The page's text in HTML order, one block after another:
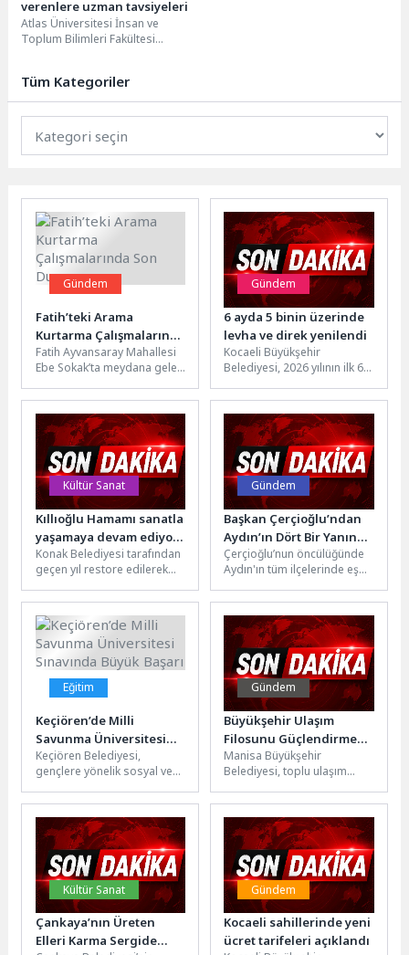
verenlere uzman tavsiyeleri
Atlas Üniversitesi İnsan ve
Toplum Bilimleri Fakültesi
Laboratuvarı
araştırmacılarından...
Tüm Kategoriler
Gündem
Fatih’teki Arama
Kurtarma Çalışmalarında
Son Durum
Fatih Ayvansaray Mahallesi
Ebe Sokak’ta meydana gelen
İstanbul İtfaiyesi ekiplerimiz
başta...
Gündem
6 ayda 5 binin üzerinde
levha ve direk yenilendi
Kocaeli Büyükşehir
Belediyesi, 2026 yılının ilk 6
trafik levhası direğini...
Kültür Sanat
Kıllıoğlu Hamamı sanatla
yaşamaya devam ediyor:
“Görünmeyen Formlar”
sergisi açıldı
Konak Belediyesi tarafından
geçen yıl restore edilerek
yaşamına kazandırılan Tarihi
Kıllıoğlu...
Gündem
Başkan Çerçioğlu’ndan
Aydın’ın Dört Bir Yanında
Eş Zamanlı Ulaşım
Yatırımları
Çerçioğlu’nun öncülüğünde
Aydın'ın tüm ilçelerinde eş
gerçekleştirilen yatırım,
proje, çalışma ve hizmetler
devam...
Eğitim
Keçiören’de Milli
Savunma Üniversitesi
Sınavında Büyük Başarı
Keçiören Belediyesi,
gençlere yönelik sosyal ve
eğitime yönelik
çalışmalarıyla da
öğrencilerin...
Gündem
Büyükşehir Ulaşım
Filosunu Güçlendirmeye
Devam Ediyor
Manisa Büyükşehir
Belediyesi, toplu ulaşım
artırmak amacıyla araç
filosunu güçlendirmeye
devam ediyor. Cumhuriyet...
Kültür Sanat
Çankaya’nın Üreten
Elleri Karma Sergide
Gündem
Kocaeli sahillerinde yeni
ücret tarifeleri açıklandı